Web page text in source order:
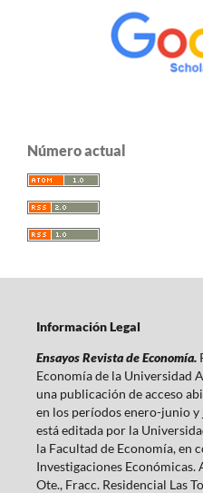
Número actual
Información Legal
Ensayos Revista de Economía.
Economía de la Universidad
una publicación de acceso
en los períodos enero-junio
está editada por la
la Facultad de Economía, en
Investigaciones Económicas.
Ote., Fracc. Residencial Las